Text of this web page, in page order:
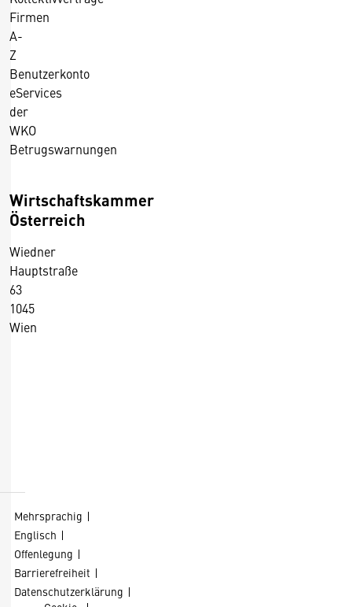
Firmen
A-
Z
Benutzerkonto
eServices
der
WKO
Betrugswarnungen
Wirtschaftskammer
Österreich
Wiedner
Hauptstraße
63
1045
Wien
Mehrsprachig
Englisch
Offenlegung
Barrierefreiheit
Datenschutzerklärung
e
e
it